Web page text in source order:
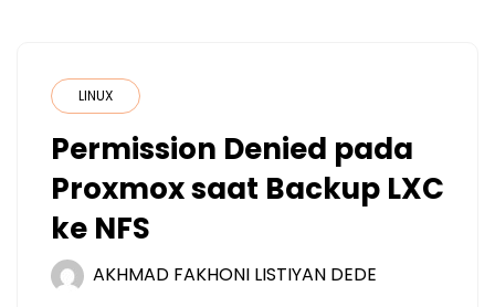
LINUX
Permission Denied pada
Proxmox saat Backup LXC
ke NFS
AKHMAD FAKHONI LISTIYAN DEDE